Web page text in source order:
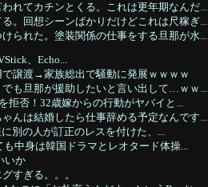
れてカチンとくる。これは更年期なんだ...
。回想シーンばかりだけどこれは尺稼ぎ...
られた。塗装関係の仕事をする旦那が水...
、Echo...
で譲渡→家族総出で騒動に発展ｗｗｗｗ
も旦那が援助したいと言い出して…ｗｗ...
拒否！32歳嫁からの行動がヤバイと...
んは結婚したら仕事辞める予定なんです...
別の人が訂正のレスを付けた、...
中身は韓国ドラマとレオタード体操...
いか
すぎる。。。